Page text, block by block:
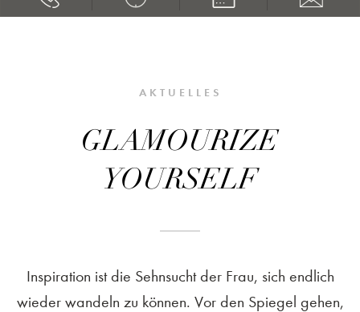
AKTUELLES
GLAMOURIZE
YOURSELF
Inspiration ist die Sehnsucht der Frau, sich endlich
wieder wandeln zu können. Vor den Spiegel gehen,